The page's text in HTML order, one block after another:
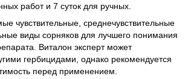
работ и 7 суток для ручных.
чувствительные, среднечувствительные
виды сорняков для лучшего понимания
Виталон эксперт может
гербицидами, однако рекомендуется
перед применением.